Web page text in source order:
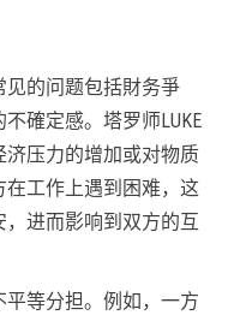
见的问题包括財务爭
確定感。塔罗师LUKE
压力的增加或对物质
工作上遇到困难，这
进而影响到双方的互
等分担。例如，一方